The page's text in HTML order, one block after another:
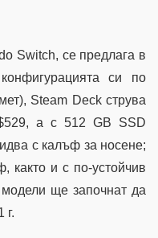
Switch, се предлага в
си по
Steam Deck струва
а с 512 GB SSD
с калъф за носене;
както и с по-устойчив
ще започнат да
г.